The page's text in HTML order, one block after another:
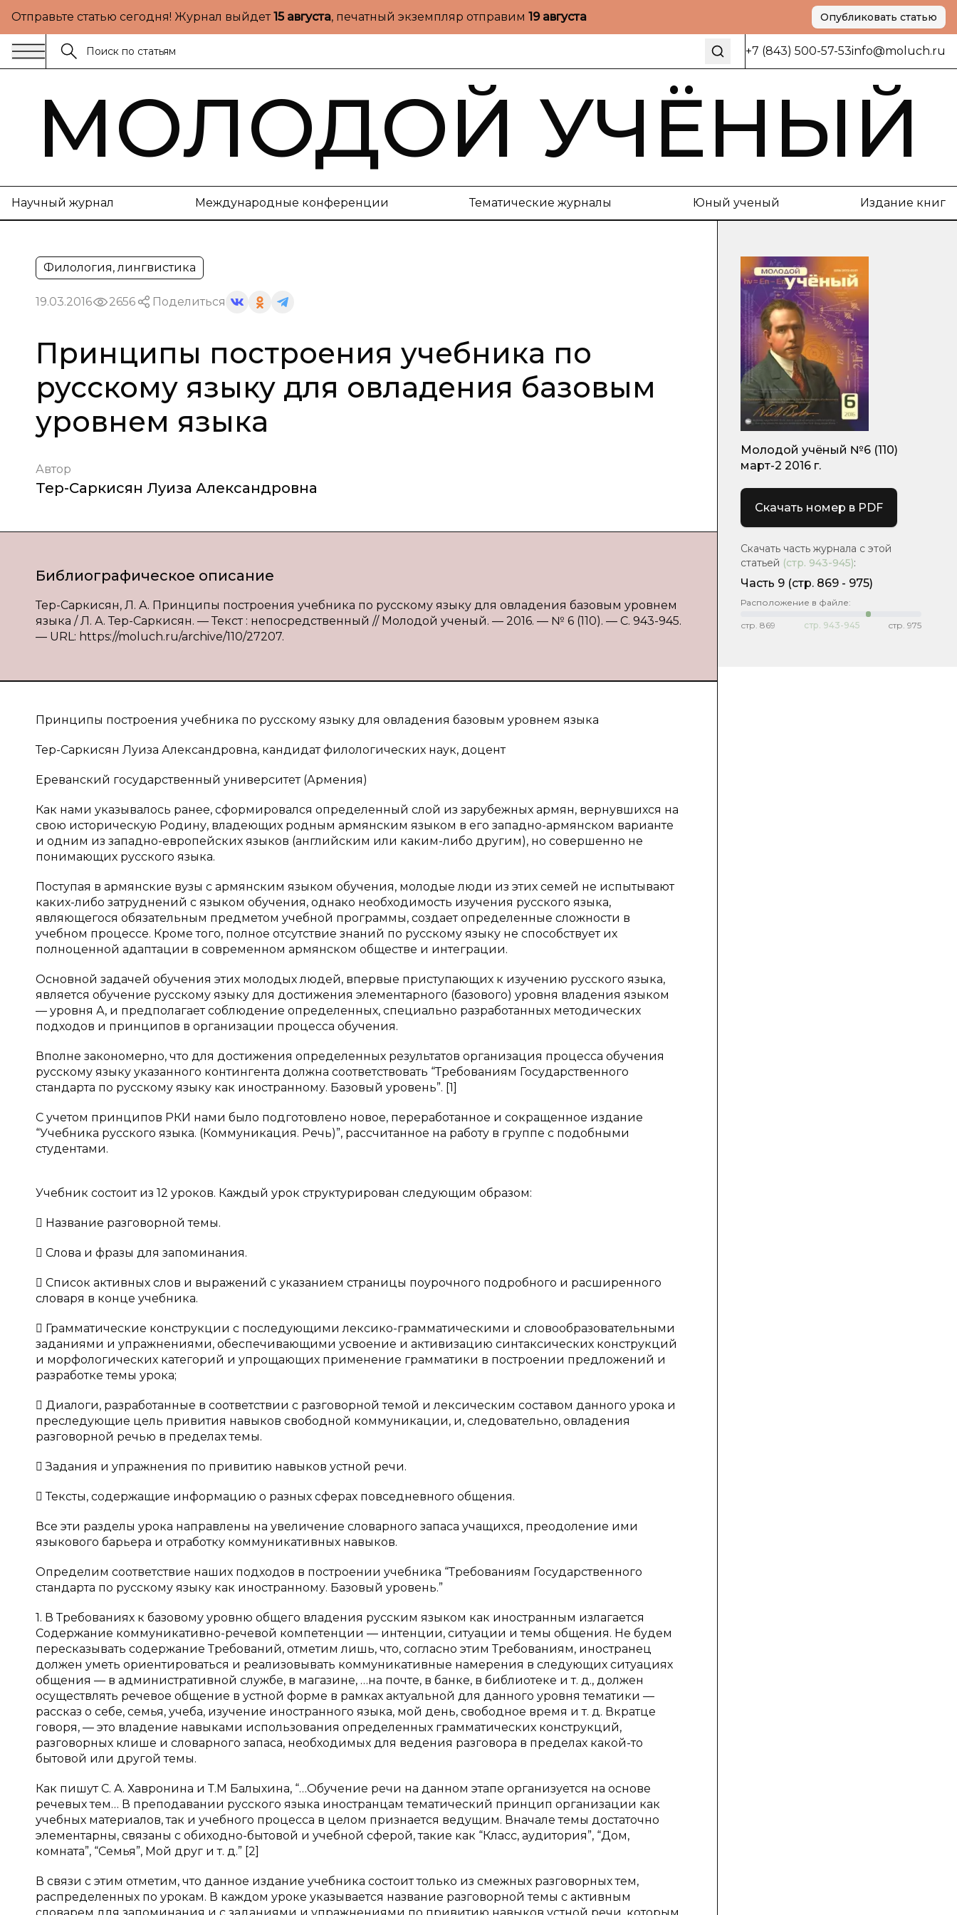
Отправьте статью сегодня! Журнал выйдет15 августа, печатный экземпляр отправим 19 августа Опубликовать статью
+7 (843) 500-57-53info@moluch.ru
МОЛОДОЙ УЧЁНЫЙ
Научный журнал Международные конференции Тематические журналы Юный ученый Издание книг
Филология, лингвистика
19.03.2016 2656 Поделиться
Принципы построения учебника по
русскому языку для овладения базовым
уровнем языка
Автор
Тер-Саркисян Луиза Александровна
Библиографическое описание
Тер-Саркисян, Л. А. Принципы построения учебника по русскому языку для овладения базовым уровнем
языка / Л. А. Тер-Саркисян. — Текст : непосредственный // Молодой ученый. — 2016. — № 6 (110). — С. 943-945.
— URL: https://moluch.ru/archive/110/27207.
Принципы построения учебника по русскому языку для овладения базовым уровнем языка
Тер-Саркисян Луиза Александровна, кандидат филологических наук, доцент
Ереванский государственный университет (Армения)
Как нами указывалось ранее, сформировался определенный слой из зарубежных армян, вернувшихся на
свою историческую Родину, владеющих родным армянским языком в его западно-армянском варианте
и одним из западно-европейских языков (английским или каким-либо другим), но совершенно не
понимающих русского языка.
Поступая в армянские вузы с армянским языком обучения, молодые люди из этих семей не испытывают
каких-либо затруднений с языком обучения, однако необходимость изучения русского языка,
являющегося обязательным предметом учебной программы, создает определенные сложности в
учебном процессе. Кроме того, полное отсутствие знаний по русскому языку не способствует их
полноценной адаптации в современном армянском обществе и интеграции.
Основной задачей обучения этих молодых людей, впервые приступающих к изучению русского языка,
является обучение русскому языку для достижения элементарного (базового) уровня владения языком
— уровня А, и предполагает соблюдение определенных, специально разработанных методических
подходов и принципов в организации процесса обучения.
Вполне закономерно, что для достижения определенных результатов организация процесса обучения
русскому языку указанного контингента должна соответствовать “Требованиям Государственного
стандарта по русскому языку как иностранному. Базовый уровень”. [1]
С учетом принципов РКИ нами было подготовлено новое, переработанное и сокращенное издание
“Учебника русского языка. (Коммуникация. Речь)”, рассчитанное на работу в группе с подобными
студентами.
Учебник состоит из 12 уроков. Каждый урок структурирован следующим образом:
 Название разговорной темы.
 Слова и фразы для запоминания.
 Список активных слов и выражений с указанием страницы поурочного подробного и расширенного
словаря в конце учебника.
 Грамматические конструкции с последующими лексико-грамматическими и словообразовательными
заданиями и упражнениями, обеспечивающими усвоение и активизацию синтаксических конструкций
и морфологических категорий и упрощающих применение грамматики в построении предложений и
разработке темы урока;
 Диалоги, разработанные в соответствии с разговорной темой и лексическим составом данного урока и
преследующие цель привития навыков свободной коммуникации, и, следовательно, овладения
разговорной речью в пределах темы.
 Задания и упражнения по привитию навыков устной речи.
 Тексты, содержащие информацию о разных сферах повседневного общения.
Все эти разделы урока направлены на увеличение словарного запаса учащихся, преодоление ими
языкового барьера и отработку коммуникативных навыков.
Определим соответствие наших подходов в построении учебника “Требованиям Государственного
стандарта по русскому языку как иностранному. Базовый уровень.”
1. В Требованиях к базовому уровню общего владения русским языком как иностранным излагается
Содержание коммуникативно-речевой компетенции — интенции, ситуации и темы общения. Не будем
пересказывать содержание Требований, отметим лишь, что, согласно этим Требованиям, иностранец
должен уметь ориентироваться и реализовывать коммуникативные намерения в следующих ситуациях
общения — в административной службе, в магазине, …на почте, в банке, в библиотеке и т. д., должен
осуществлять речевое общение в устной форме в рамках актуальной для данного уровня тематики —
рассказ о себе, семья, учеба, изучение иностранного языка, мой день, свободное время и т. д. Вкратце
говоря, — это владение навыками использования определенных грамматических конструкций,
разговорных клише и словарного запаса, необходимых для ведения разговора в пределах какой-то
бытовой или другой темы.
Как пишут С. А. Хавронина и Т.М Балыхина, “…Обучение речи на данном этапе организуется на основе
речевых тем… В преподавании русского языка иностранцам тематический принцип организации как
учебных материалов, так и учебного процесса в целом признается ведущим. Вначале темы достаточно
элементарны, связаны с обиходно-бытовой и учебной сферой, такие как “Класс, аудитория”, “Дом,
комната”, “Семья”, Мой друг и т. д.” [2]
В связи с этим отметим, что данное издание учебника состоит только из смежных разговорных тем,
распределенных по урокам. В каждом уроке указывается название разговорной темы с активным
Молодой учёный №6 (110)
март-2 2016 г.
Скачать номер в PDF
Скачать часть журнала с этой
статьей (стр. 943-945):
Часть 9 (cтр. 869 - 975)
Расположение в файле:
стр. 869 стр. 943-945 стр. 975